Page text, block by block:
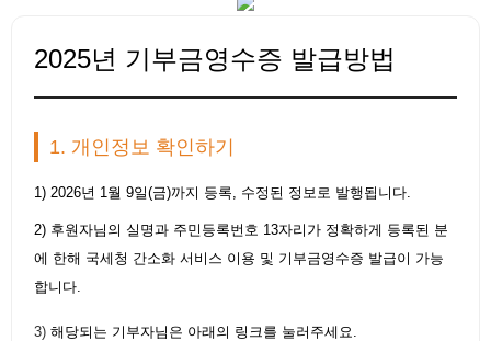
2025년 기부금영수증 발급방법
1. 개인정보 확인하기
1) 2026년 1월 9일(금)까지 등록, 수정된 정보로 발행됩니다.
2) 후원자님의 실명과 주민등록번호 13자리가 정확하게 등록된 분
에 한해 국세청 간소화 서비스 이용 및 기부금영수증 발급이 가능
합니다.
3) 해당되는 기부자님은 아래의 링크를 눌러주세요.